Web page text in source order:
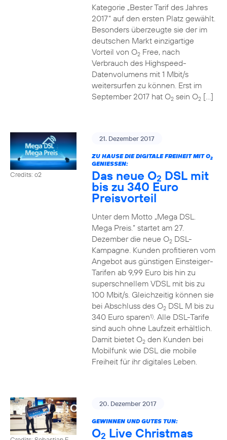
Kategorie „Bester Tarif des Jahres
2017“ auf den ersten Platz gewählt.
Besonders überzeugte sie der im
deutschen Markt einzigartige
Vorteil von O2Free, nach
Verbrauch des Highspeed-
Datenvolumens mit 1 Mbit/s
weitersurfen zu können. Erst im
September 2017 hat O2sein O2[…]
Credits: o2
21. Dezember 2017
ZU HAUSE DIE DIGITALE FREIHEIT MIT O2
GENIESSEN:
Das neue O2 DSL mit
bis zu 340 Euro
Preisvorteil
Unter dem Motto „Mega DSL.
Mega Preis.” startet am 27.
Dezember die neue O2DSL-
Kampagne. Kunden profitieren vom
Angebot aus günstigen Einsteiger-
Tarifen ab 9,99 Euro bis hin zu
superschnellem VDSL mit bis zu
100 Mbit/s. Gleichzeitig können sie
bei Abschluss des O2DSL M bis zu
340 Euro sparen1). Alle DSL-Tarife
sind auch ohne Laufzeit erhältlich.
Damit bietet O2den Kunden bei
Mobilfunk wie DSL die mobile
Freiheit für ihr digitales Leben.
20. Dezember 2017
GEWINNEN UND GUTES TUN:
O2 Live Christmas